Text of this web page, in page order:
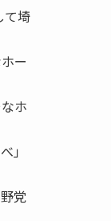
て埼
ー
ホ
」
党